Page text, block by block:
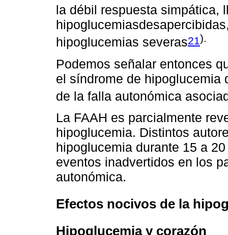
la débil respuesta simpática,
hipoglucemias severas21).
Podemos señalar entonces
el síndrome de hipoglucemia
de la falla autonómica
La FAAH es parcialmente
hipoglucemia. Distintos
hipoglucemia durante 15 a
eventos inadvertidos en los
autonómica.
Efectos nocivos de la
Hipoglucemia y corazón